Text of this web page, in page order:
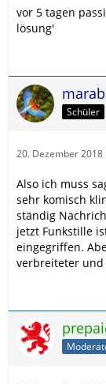
vor 5 tagen
lösung'
Schüler
20. Dezember 2018
Also ich muss
sehr komisch
ständig
jetzt Funkstille
eingegriffen.
verbreiteter